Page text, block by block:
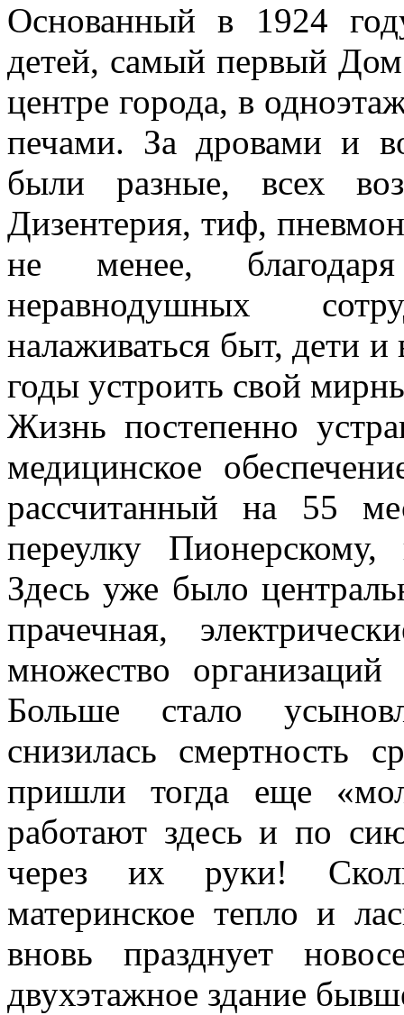
Основанный в 1924
детей, самый первый Дом
центре города, в
печами. За дровами и
были разные, всех
Дизентерия, тиф,
не менее,
неравнодушных
налаживаться быт, дети
годы устроить свой
Жизнь постепенно
медицинское
рассчитанный на 55
переулку
Здесь уже было
прачечная,
множество
Больше стало
снизилась смертность
пришли тогда еще
работают здесь и по
через их руки!
материнское тепло и
вновь празднует
двухэтажное здание